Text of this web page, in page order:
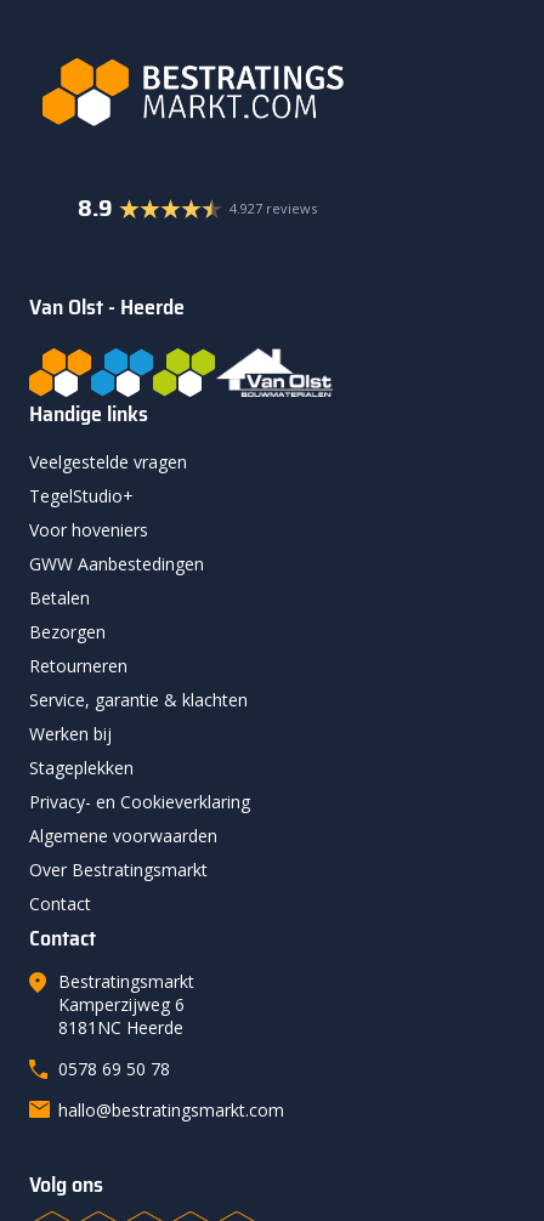
8.9 4.927 reviews
Van Olst - Heerde
Handige links
Veelgestelde vragen
TegelStudio+
Voor hoveniers
GWW Aanbestedingen
Betalen
Bezorgen
Retourneren
Service, garantie & klachten
Werken bij
Stageplekken
Privacy- en Cookieverklaring
Algemene voorwaarden
Over Bestratingsmarkt
Contact
Contact
Bestratingsmarkt
Kamperzijweg 6
8181NC Heerde
0578 69 50 78
hallo@bestratingsmarkt.com
Volg ons